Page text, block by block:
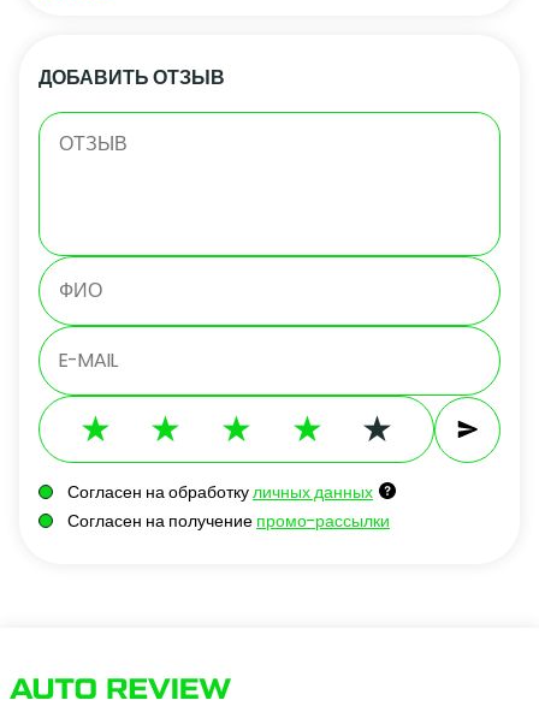
ДОБАВИТЬ ОТЗЫВ
Согласен на обработкуличных данных
Согласен на получение промо-рассылки